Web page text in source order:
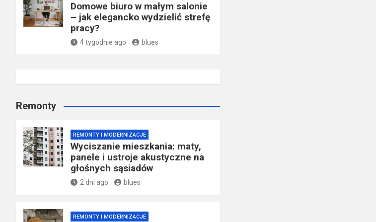
Domowe biuro w małym salonie
– jak elegancko wydzielić strefę
pracy?
4 tygodnie ago blues
Remonty
REMONTY I MODERNIZACJE
Wyciszanie mieszkania: maty,
panele i ustroje akustyczne na
głośnych sąsiadów
2 dni ago blues
REMONTY I MODERNIZACJE